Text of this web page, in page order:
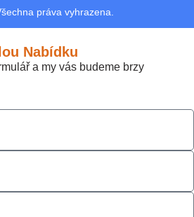
práva vyhrazena.
Nabídku
a my vás budeme brzy